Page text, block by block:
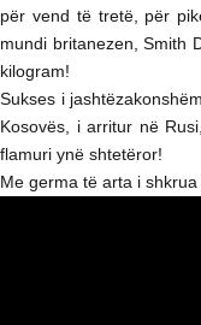
për vend të tretë, për
mundi britanezen, Smith
kilogram!
Sukses i
Kosovës, i arritur në
flamuri ynë shtetëror!
Me germa të arta i shkrua